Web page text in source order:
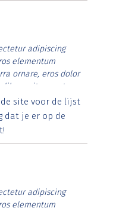
adipiscing
elementum
ornare, eros dolor
libero vitae erat.
id rutrum lorem
posuere.
site voor de lijst
dat je er op de
adipiscing
elementum